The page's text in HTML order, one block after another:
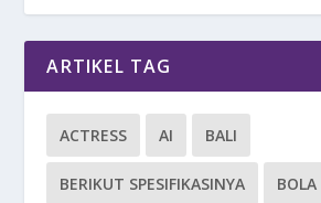
ARTIKEL TAG
ACTRESS AI BALI
BERIKUT SPESIFIKASINYA BOLA